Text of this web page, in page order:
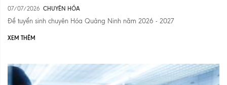
07/07/2026 CHUYÊN HÓA
Đề tuyển sinh chuyên Hóa Quảng Ninh năm 2026 - 2027
XEM THÊM